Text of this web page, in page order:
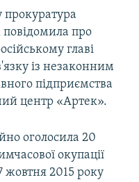
прокуратура
про
главі
із незаконним
підприємства
центр «Артек».
оголосила 20
окупації
жовтня 2015 року